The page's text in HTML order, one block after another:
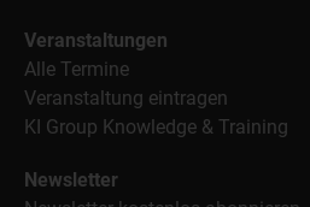
Veranstaltungen
Alle Termine
Veranstaltung eintragen
KI Group Knowledge & Training
Newsletter